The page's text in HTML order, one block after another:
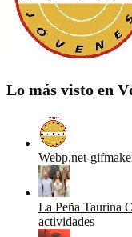
Lo más visto en
Webp.net-
La Peña Taurina
actividades